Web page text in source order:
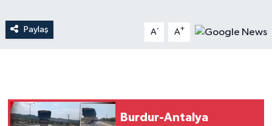
Paylaş A- A+
Burdur-Antalya